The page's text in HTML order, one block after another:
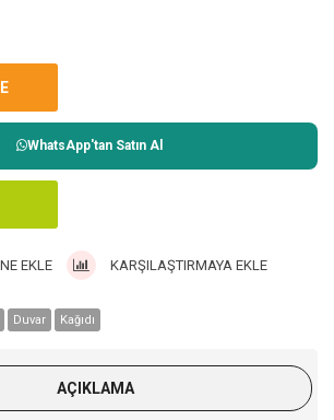
WhatsApp'tan Satın Al
EKLE KARŞILAŞTIRMAYA EKLE
Duvar Kağıdı
AÇIKLAMA